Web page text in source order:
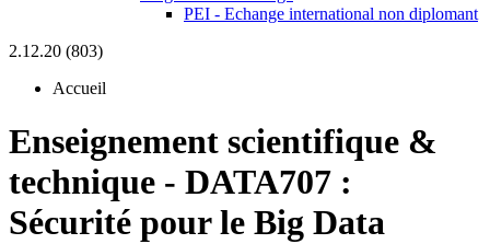
PEI - Echange international non diplomant
2.12.20 (803)
Accueil
Enseignement scientifique &
technique - DATA707 :
Sécurité pour le Big Data